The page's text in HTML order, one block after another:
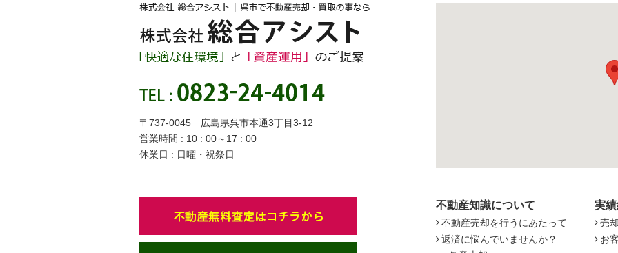
〒737-0045 広島県呉市本通3丁目3-12
営業時間 : 10 : 00～17 : 00
休業日 : 日曜・祝祭日
不動産知識について
不動産売却を行うにあたって
返済に悩んでいませんか？
実
売
お